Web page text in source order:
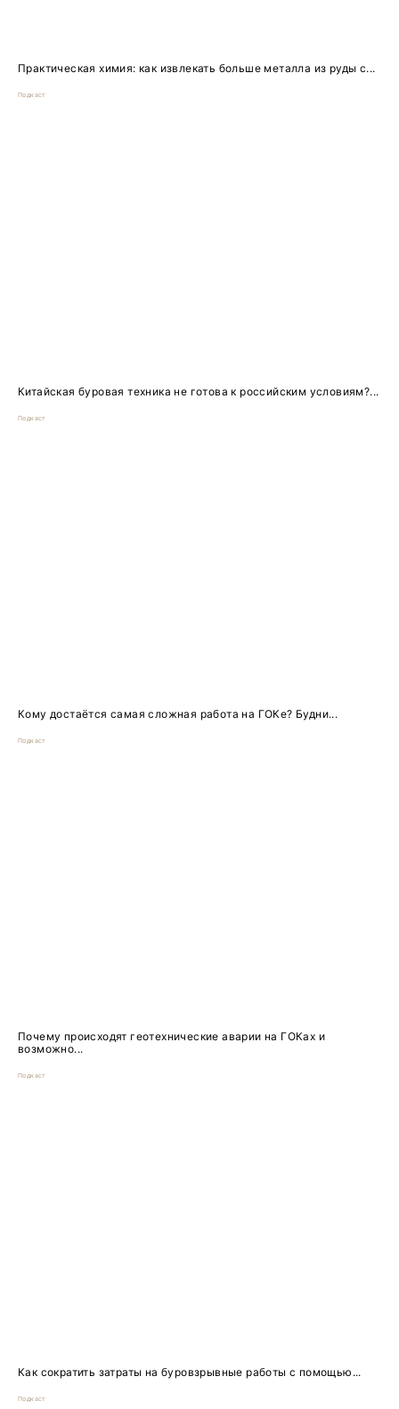
Практическая химия: как извлекать больше металла из руды с...
Подкаст
Китайская буровая техника не готова к российским условиям?...
Подкаст
Кому достаётся самая сложная работа на ГОКе? Будни...
Подкаст
Почему происходят геотехнические аварии на ГОКах и
возможно...
Подкаст
Как сократить затраты на буровзрывные работы с помощью...
Подкаст